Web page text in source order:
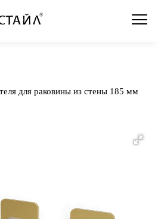
для раковины из стены 185 мм